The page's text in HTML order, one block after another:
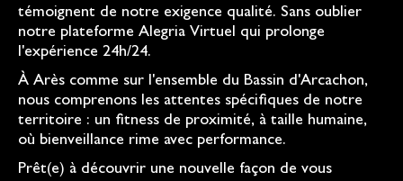
témoignent de notre exigence qualité. Sans oublier
notre plateforme Alegria Virtuel qui prolonge
l'expérience 24h/24.
À Arès comme sur l'ensemble du Bassin d'Arcachon,
nous comprenons les attentes spécifiques de notre
territoire : un fitness de proximité, à taille humaine,
où bienveillance rime avec performance.
Prêt(e) à découvrir une nouvelle façon de vous